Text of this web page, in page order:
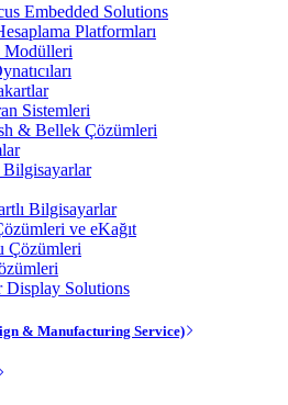
Embedded Solutions
Platformları
Modülleri
Sistemleri
& Bellek Çözümleri
Bilgisayarlar
Bilgisayarlar
ve eKağıt
Çözümleri
Display Solutions
& Manufacturing Service)